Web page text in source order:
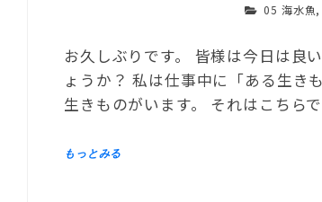
05 海水魚
お久しぶりです。 皆様は今日は良
ょうか？ 私は仕事中に「ある生き
生きものがいます。 それはこちらで